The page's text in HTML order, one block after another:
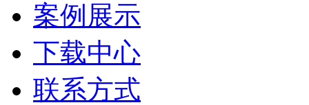
案例展示
下载中心
联系方式